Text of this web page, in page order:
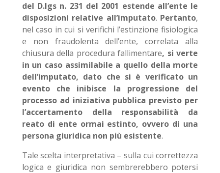
del D.lgs n. 231 del 2001 estende all’ente le
disposizioni relative all’imputato. Pertanto,
nel caso in cui si verifichi l’estinzione fisiologica
e non fraudolenta dell’ente, correlata alla
chiusura della procedura fallimentare, si verte
in un caso assimilabile a quello della morte
dell’imputato, dato che si è verificato un
evento che inibisce la progressione del
processo ad iniziativa pubblica previsto per
l’accertamento della responsabilità da
reato di ente ormai estinto, ovvero di una
persona giuridica non più esistente.
Tale scelta interpretativa – sulla cui correttezza
logica e giuridica non sembrerebbero potersi